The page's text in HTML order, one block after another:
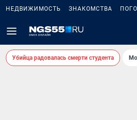
НЕДВИЖИМОСТЬ ЗНАКОМСТВА
Убийца радовалась смерти студента